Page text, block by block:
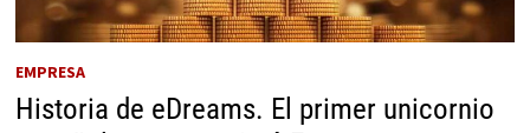
EMPRESA
Historia de eDreams. El primer unicornio